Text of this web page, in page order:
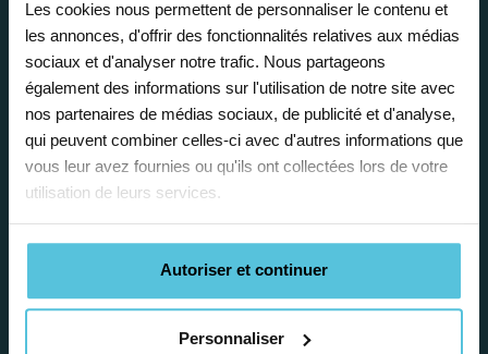
Les cookies nous permettent de personnaliser le contenu et
les annonces, d'offrir des fonctionnalités relatives aux médias
sociaux et d'analyser notre trafic. Nous partageons
également des informations sur l'utilisation de notre site avec
nos partenaires de médias sociaux, de publicité et d'analyse,
qui peuvent combiner celles-ci avec d'autres informations que
vous leur avez fournies ou qu'ils ont collectées lors de votre
utilisation de leurs services.
Autoriser et continuer
Personnaliser
emploi du temps en fonction de votre profil,
vos disponibilités et votre flexibilité.
administratives
pour vous ! De la recherche de famille
jusqu’à la gestion de vos fiches de paie, vos